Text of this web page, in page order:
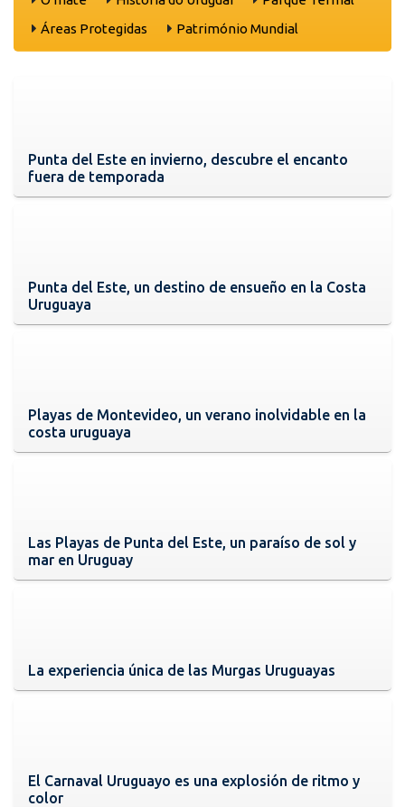
Áreas Protegidas
Património Mundial
Punta del Este en invierno, descubre el encanto
fuera de temporada
Punta del Este, un destino de ensueño en la Costa
Uruguaya
Playas de Montevideo, un verano inolvidable en la
costa uruguaya
Las Playas de Punta del Este, un paraíso de sol y
mar en Uruguay
La experiencia única de las Murgas Uruguayas
El Carnaval Uruguayo es una explosión de ritmo y
color